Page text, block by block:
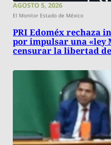
AGOSTO 5, 2026
El Monitor Estado de México
PRI Edoméx rechaza
por impulsar una «ley
censurar la libertad